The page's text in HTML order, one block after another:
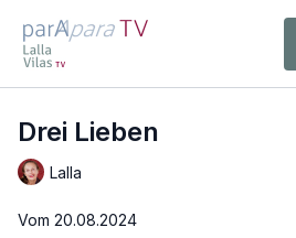
Drei Lieben
Lalla
Vom 20.08.2024